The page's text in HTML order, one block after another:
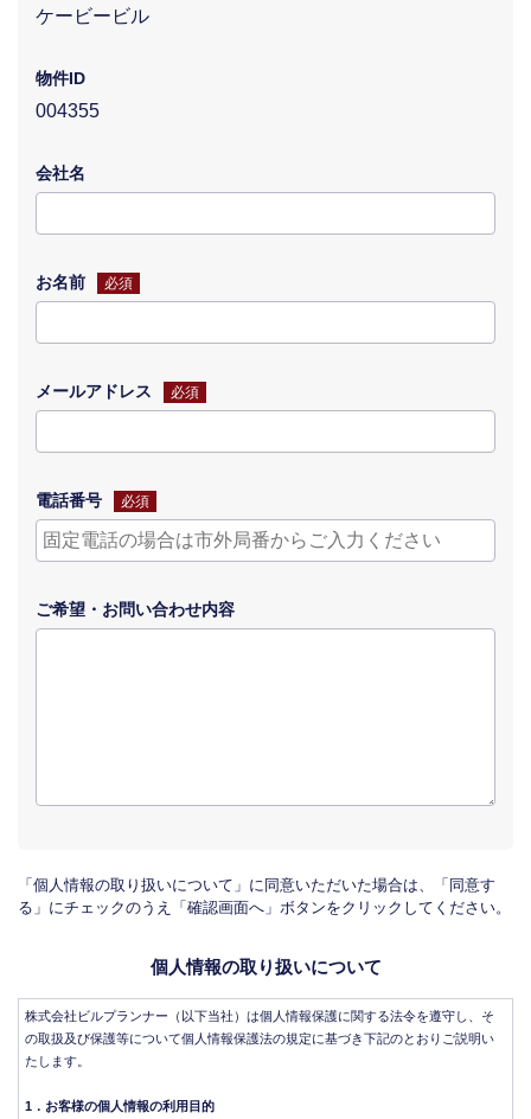
ケービービル
物件ID
004355
会社名
お名前 必須
メールアドレス 必須
電話番号 必須
ご希望・ お問い合わせ内容
「個人情報の取り扱いについて」に同意いただいた場合は、「同意す
る」にチェックのうえ「確認画面へ」ボタンをクリックしてください。
個人情報の取り扱いについて
株式会社ビルプランナー（以下当社）は個人情報保護に関する法令を遵守し、そ
の取扱及び保護等について個人情報保護法の規定に基づき下記のとおりご説明い
たします。
1．お客様の個人情報の利用目的